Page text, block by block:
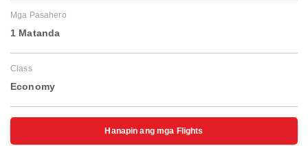
Mga Pasahero
1 Matanda
Class
Economy
Hanapin ang mga Flights